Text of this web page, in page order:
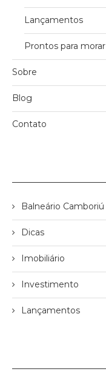
Lançamentos
Prontos para morar
Sobre
Blog
Contato
Balneário Camboriú
Dicas
Imobiliário
Investimento
Lançamentos